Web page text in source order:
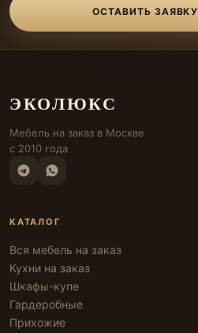
ОСТАВИТЬ ЗАЯВКУ
ЭКОЛЮКС
Мебель на заказ в Москве
с 2010 года
КАТАЛОГ
Вся мебель на заказ
Кухни на заказ
Шкафы-купе
Гардеробные
Прихожие